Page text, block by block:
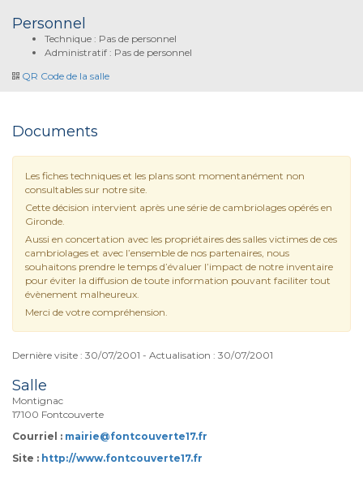
Personnel
Technique : Pas de personnel
Administratif : Pas de personnel
QR Code de la salle
Documents
Les fiches techniques et les plans sont momentanément non
consultables sur notre site.
Cette décision intervient après une série de cambriolages opérés en
Gironde.
Aussi en concertation avec les propriétaires des salles victimes de ces
cambriolages et avec l’ensemble de nos partenaires, nous
souhaitons prendre le temps d’évaluer l’impact de notre inventaire
pour éviter la diffusion de toute information pouvant faciliter tout
évènement malheureux.
Merci de votre compréhension.
Dernière visite : 30/07/2001 - Actualisation : 30/07/2001
Salle
Montignac
17100 Fontcouverte
Courriel : mairie@fontcouverte17.fr
Site : http://www.fontcouverte17.fr